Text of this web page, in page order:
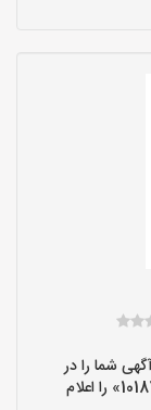
شما را در
سایت «مداربسته یاب» دیده ام و کد «آگهی-10187» را اعلام